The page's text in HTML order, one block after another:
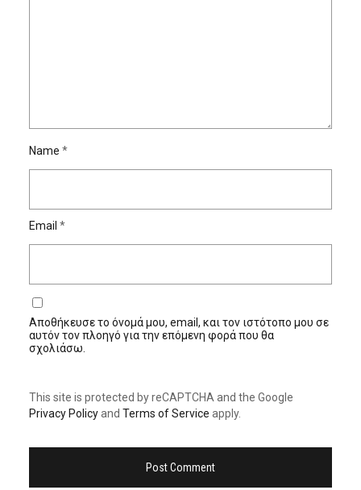
Name *
Email *
Αποθήκευσε το όνομά μου, email, και τον ιστότοπο μου σε
αυτόν τον πλοηγό για την επόμενη φορά που θα
σχολιάσω.
This site is protected by reCAPTCHA and the Google
Privacy Policyand Terms of Service apply.